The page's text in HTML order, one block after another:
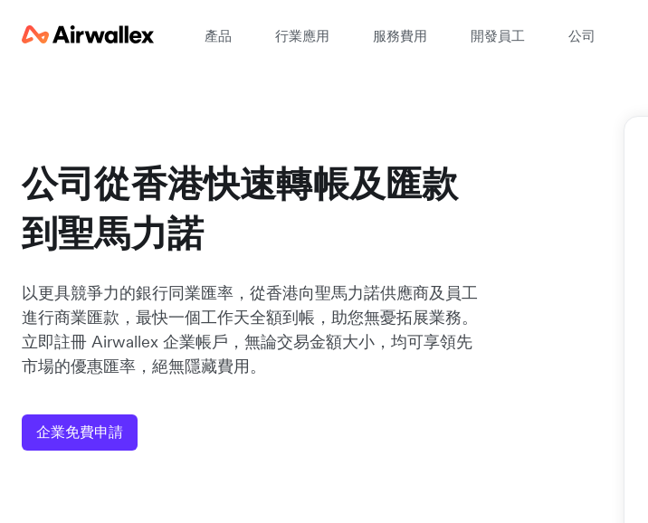
產品 行業應用 服務費用 開發員工 公司
公司從香港快速轉帳及匯款
到聖馬力諾
以更具競爭力的銀行同業匯率，從香港向聖馬力諾供應商及員工
進行商業匯款，最快一個工作天全額到帳，助您無憂拓展業務。
立即註冊 Airwallex 企業帳戶，無論交易金額大小，均可享領先
市場的優惠匯率，絕無隱藏費用。
企業免費申請